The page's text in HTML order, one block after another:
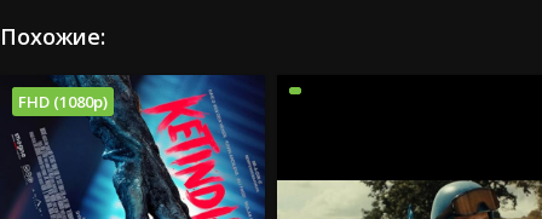
Похожие:
FHD (1080p)